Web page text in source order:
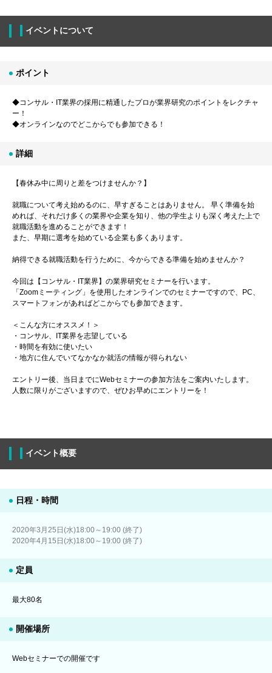
イベントについて
ポイント
◆コンサル・IT業界の採用に精通したプロが業界研究のポイントをレクチャ
ー！
◆オンラインなのでどこからでも参加できる！
詳細
【春休み中に周りと差をつけませんか？】
就職について考え始めるのに、早すぎることはありません。 早く準備を始
めれば、それだけ多くの業界や企業を知り、他の学生よりも深く考えた上で
就職活動を進めることができます！
また、早期に選考を始めている企業も多くあります。
納得できる就職活動を行うために、今からできる準備を始めませんか？
今回は【コンサル・IT業界】の業界研究セミナーを行います。
「Zoomミーティング」を使用したオンラインでのセミナーですので、PC、
スマートフォンがあればどこからでも参加できます。
＜こんな方にオススメ！＞
・コンサル、IT業界を志望している
・時間を有効に使いたい
・地方に住んでいてなかなか就活の情報が得られない
エントリー後、当日までにWebセミナーの参加方法をご案内いたします。
人数に限りがございますので、ぜひお早めにエントリーを！
イベント概要
日程・時間
2020年3月25日(水)18:00～19:00 (終了)
2020年4月15日(水)18:00～19:00 (終了)
定員
最大80名
開催場所
Webセミナーでの開催です